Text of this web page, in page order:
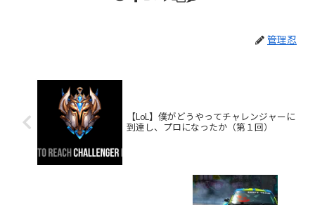
管理忍
【LoL】僕がどうやってチャレンジャーに
到達し、プロになったか（第１回）